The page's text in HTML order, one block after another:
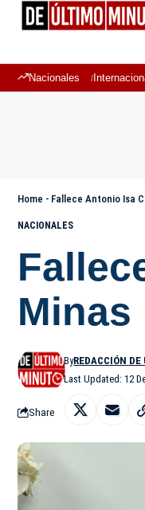
Nacionales
Home - Fallece Antonio Isa
NACIONALES
Minas
Last Updated: 12
ByREDACCIÓN
Share